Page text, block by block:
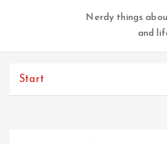
Nerdy things
and
Start